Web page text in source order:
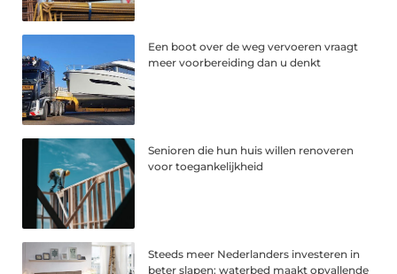
Een boot over de weg vervoeren vraagt
meer voorbereiding dan u denkt
Senioren die hun huis willen renoveren
voor toegankelijkheid
Steeds meer Nederlanders investeren in
beter slapen: waterbed maakt opvallende